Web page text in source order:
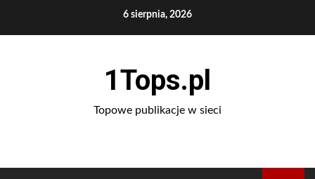
6 sierpnia, 2026
1Tops.pl
Topowe publikacje w sieci